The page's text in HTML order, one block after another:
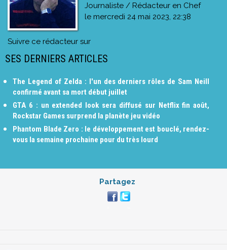
Journaliste / Rédacteur en Chef
le mercredi 24 mai 2023, 22:38
Suivre ce rédacteur sur
SES DERNIERS ARTICLES
The Legend of Zelda : l'un des derniers rôles de Sam Neill
confirmé avant sa mort début juillet
GTA 6 : un extended look sera diffusé sur Netflix fin août,
Rockstar Games surprend la planète jeu vidéo
Phantom Blade Zero : le développement est bouclé, rendez-
vous la semaine prochaine pour du très lourd
Partagez